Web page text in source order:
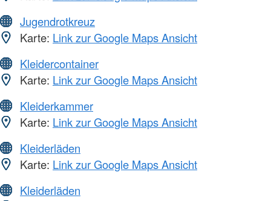
Jugendrotkreuz
Karte: Link zur Google Maps Ansicht
Kleidercontainer
Karte: Link zur Google Maps Ansicht
Kleiderkammer
Karte: Link zur Google Maps Ansicht
Kleiderläden
Karte: Link zur Google Maps Ansicht
Kleiderläden